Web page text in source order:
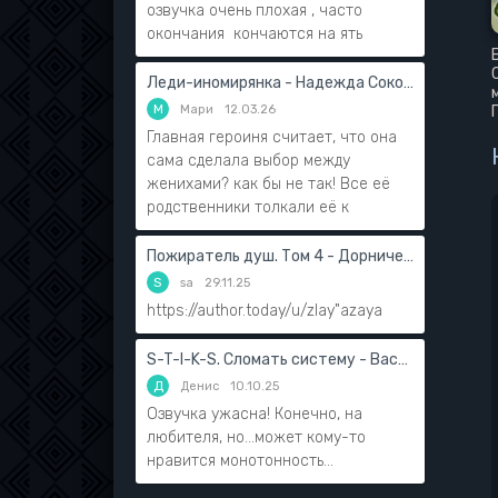
озвучка очень плохая , часто
окончания кончаются на ять
Леди-иномирянка - Надежда Соколова
М Мари 12.03.26
Главная героиня считает, что она
сама сделала выбор между
женихами? как бы не так! Все её
родственники толкали её к
Пожиратель душ. Том 4 - Дорничев Дмитрий
S sa 29.11.25
https://author.today/u/zlay"azaya
S-T-I-K-S. Сломать систему - Василий Мушинский
Д Денис 10.10.25
Озвучка ужасна! Конечно, на
любителя, но...может кому-то
нравится монотонность...